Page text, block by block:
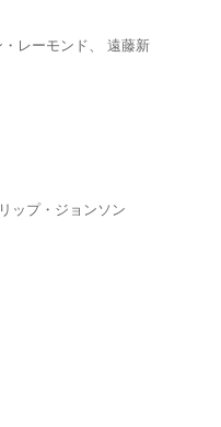
レーモンド、 遠藤新
ップ・ジョンソン